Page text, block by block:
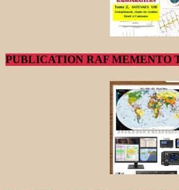
PUBLICATION RAF MEMENTO